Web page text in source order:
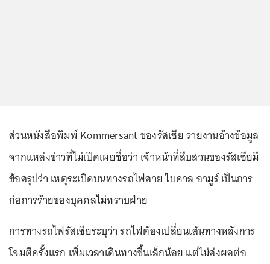
ส่วนหนังสือพิมพ์ Kommersant ของรัสเซีย รายงานอ้างข้อมูล
จากแหล่งข่าวที่ไม่เปิดเผยชื่อว่า เจ้าหน้าที่สืบสวนของรัสเซียมี
ข้อสรุปว่า เหตุระเบิดบนทางรถไฟสาย ไบคาล อามูร์ เป็นการ
ก่อการร้ายของบุคคลไม่ทราบฝ่าย
การทางรถไฟรัสเซียระบุว่า รถไฟต้องเปลี่ยนเส้นทางหลังการ
โจมตีครั้งแรก เพิ่มเวลาเดินทางขึ้นเล็กน้อย แต่ไม่ส่งผลต่อ